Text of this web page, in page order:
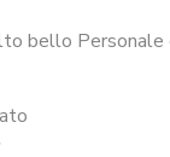
bello Personale